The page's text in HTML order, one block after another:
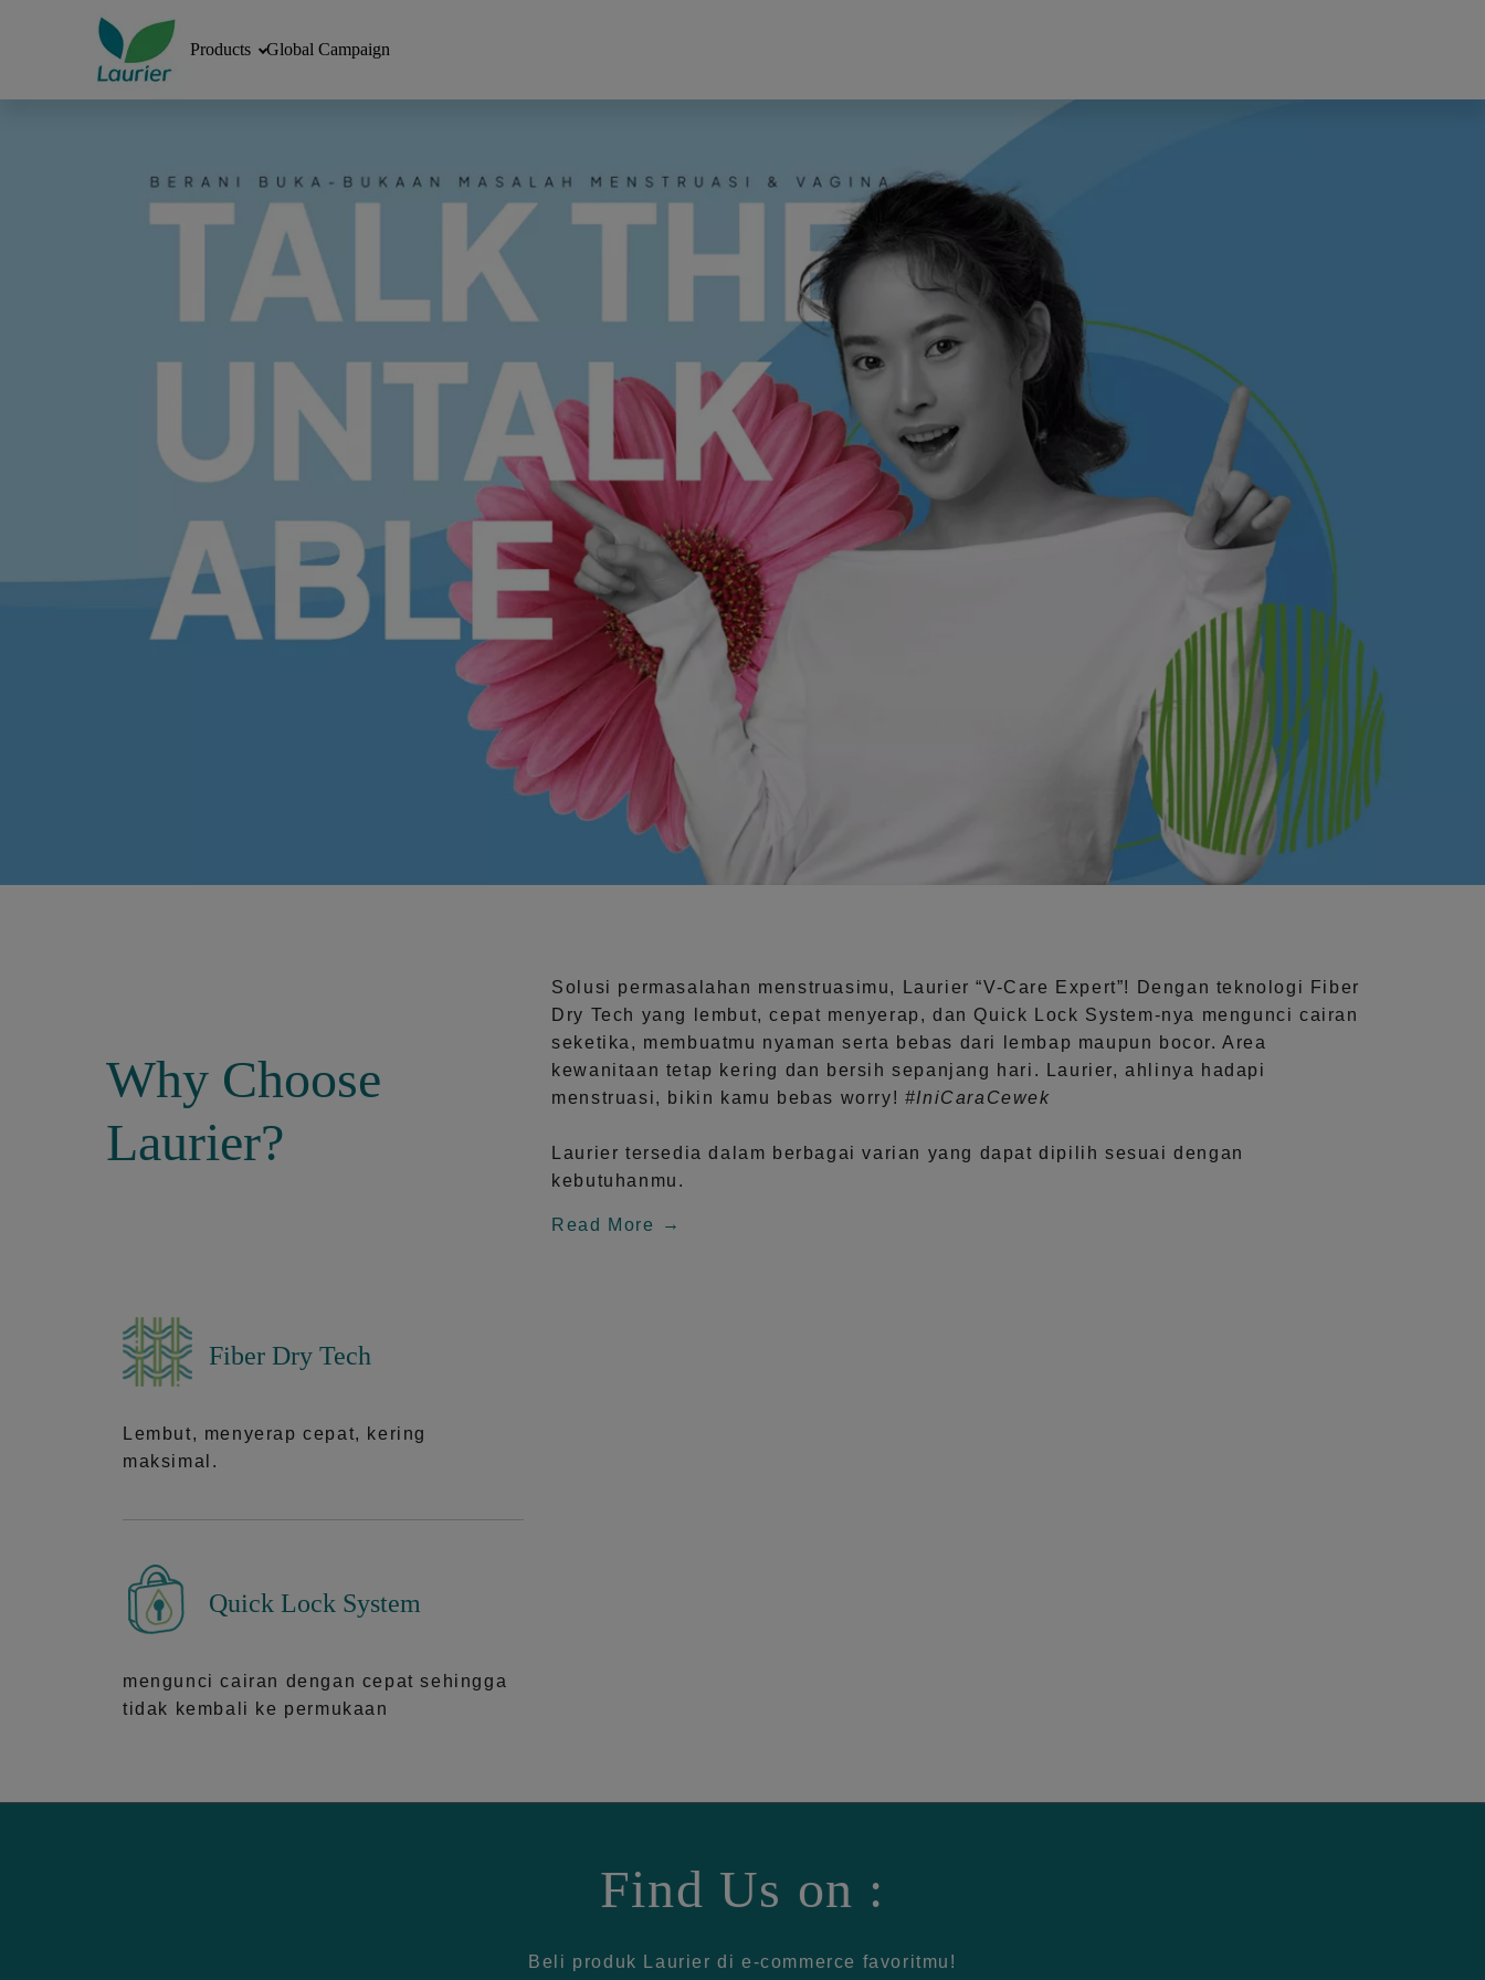
Products Global Campaign
Why Choose
Laurier?
Solusi permasalahan menstruasimu, Laurier“V-Care Expert”! Dengan teknologi
Fiber
Dry Tech yang lembut, cepat menyerap, dan Quick Lock System-nya mengunci cairan
seketika, membuatmu nyaman serta bebas dari lembap maupun bocor. Area
kewanitaan tetap kering dan bersih sepanjang hari.
Laurier, ahlinya hadapi
menstruasi, bikin kamu bebas worry! #IniCaraCewek
Laurier tersedia dalam berbagai varian yang dapat dipilih sesuai dengan
kebutuhanmu.
Read More
Fiber Dry Tech
Lembut, menyerap cepat, kering
maksimal.
Quick Lock System
mengunci cairan dengan cepat sehingga
tidak kembali ke permukaan
Find Us on :
Beli produk Laurier di e-commerce favoritmu!